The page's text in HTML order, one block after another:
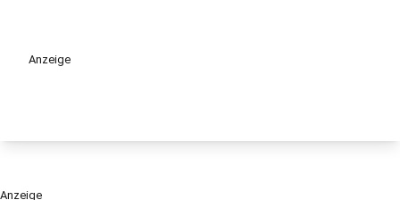
Anzeige
Anzeige